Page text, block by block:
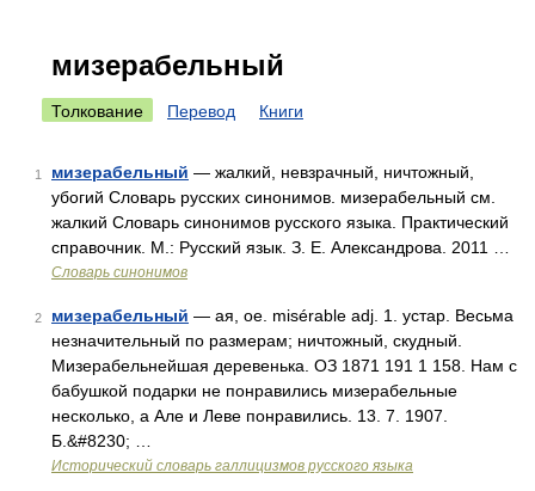
мизерабельный
Толкование Перевод Книги
1 мизерабельный — жалкий, невзрачный, ничтожный,
убогий Словарь русских синонимов. мизерабельный см.
жалкий Словарь синонимов русского языка. Практический
справочник. М.: Русский язык. З. Е. Александрова. 2011 …
Словарь синонимов
2 мизерабельный — ая, ое. misérable adj. 1. устар. Весьма
незначительный по размерам; ничтожный, скудный.
Мизерабельнейшая деревенька. ОЗ 1871 191 1 158. Нам с
бабушкой подарки не понравились мизерабельные
несколько, а Але и Леве понравились. 13. 7. 1907.
Б.&#8230; …
Исторический словарь галлицизмов русского языка